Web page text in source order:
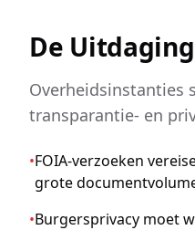
De Uitdaging
Overheidsinstanties
transparantie- en
•FOIA-verzoeken
grote
•Burgersprivacy moet